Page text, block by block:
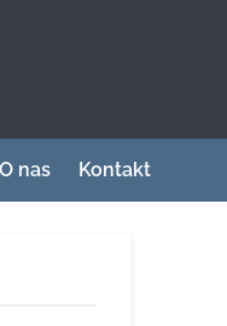
O nas Kontakt